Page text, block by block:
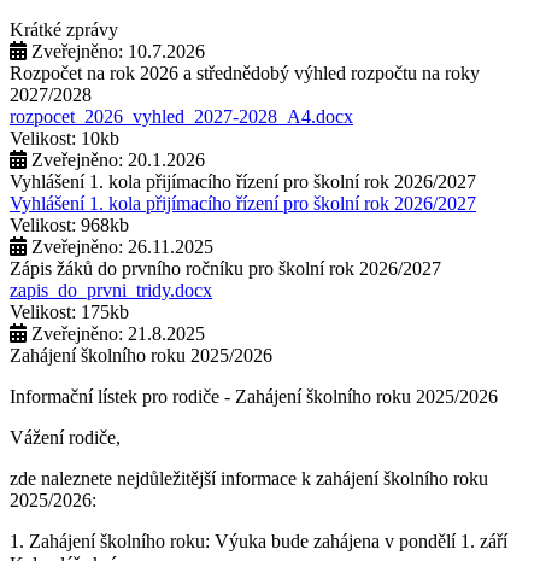
Krátké zprávy
Zveřejněno: 10.7.2026
Rozpočet na rok 2026 a střednědobý výhled rozpočtu na roky
2027/2028
rozpocet_2026_vyhled_2027-2028_A4.docx
Velikost: 10kb
Zveřejněno: 20.1.2026
Vyhlášení 1. kola přijímacího řízení pro školní rok 2026/2027
Vyhlášení 1. kola přijímacího řízení pro školní rok 2026/2027
Velikost: 968kb
Zveřejněno: 26.11.2025
Zápis žáků do prvního ročníku pro školní rok 2026/2027
zapis_do_prvni_tridy.docx
Velikost: 175kb
Zveřejněno: 21.8.2025
Zahájení školního roku 2025/2026
Informační lístek pro rodiče - Zahájení školního roku 2025/2026
Vážení rodiče,
zde naleznete nejdůležitější informace k zahájení školního roku
2025/2026:
1. Zahájení školního roku: Výuka bude zahájena v pondělí 1. září